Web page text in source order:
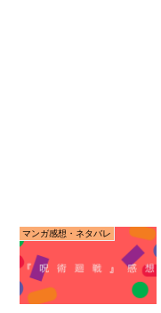
マンガ感想・ネタバレ